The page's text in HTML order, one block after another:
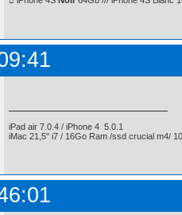
iPad air 7.0.4 / iPhone 4 5.0.1
iMac 21,5" i7 / 16Go Ram /ssd crucial m4/